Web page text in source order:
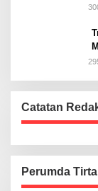
Catatan
Perumda